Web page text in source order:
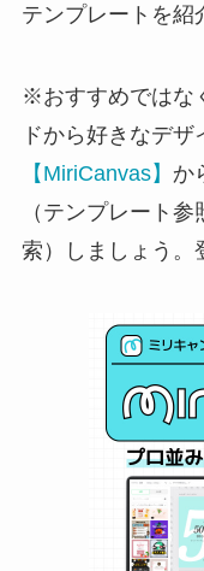
テンプレートを紹
※おすすめではな
ドから好きなデザ
【MiriCanvas】 か
（テンプレート
索）しましょう。